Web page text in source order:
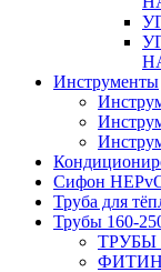
Инструменты
Сифон
Труба для
Трубы 160-
ТРУБЫ